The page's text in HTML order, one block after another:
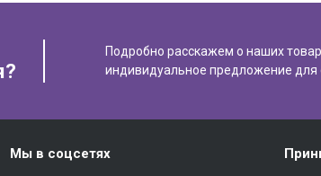
Подробно расскажем о наших
индивидуальное предложение для
Мы в соцсетях